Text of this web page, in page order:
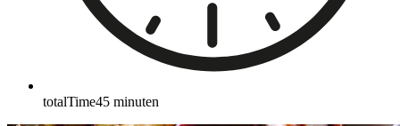
totalTime45 minuten